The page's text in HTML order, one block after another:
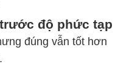
độ phức tạp
đúng vẫn tốt hơn